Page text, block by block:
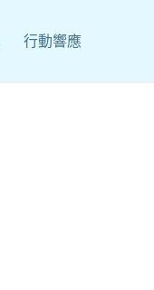
行動響應